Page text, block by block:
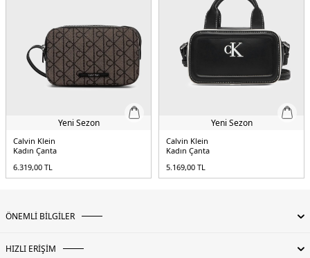
Yeni Sezon
Calvin Klein
Kadın Çanta
6.319,00 TL
Yeni Sezon
Calvin Klein
Kadın Çanta
5.169,00 TL
ÖNEMLİ BİLGİLER
HIZLI ERİŞİM